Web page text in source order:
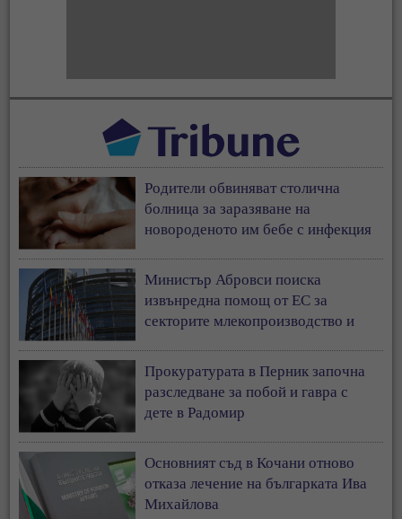
Родители обвиняват столична
болница за заразяване на
новороденото им бебе с инфекция
Министър Абровси поиска
извънредна помощ от ЕС за
секторите млекопроизводство и
Прокуратурата в Перник започна
разследване за побой и гавра с
дете в Радомир
Основният съд в Кочани отново
отказа лечение на българката Ива
Михайлова